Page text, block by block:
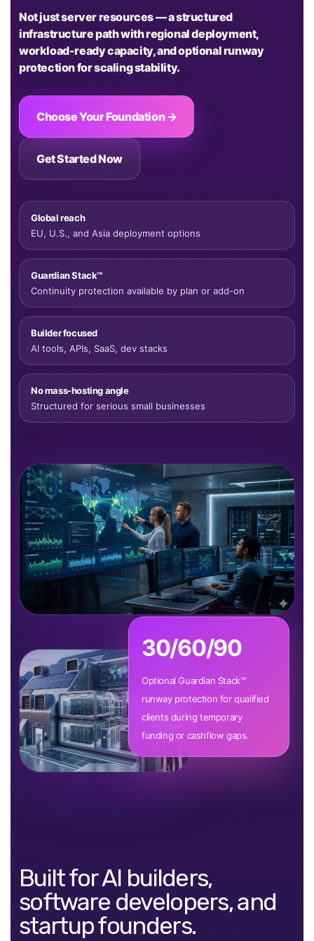
Not just server resources — a structured
infrastructure path with regional deployment,
workload-ready capacity, and optional runway
protection for scaling stability.
Choose Your Foundation →
Get Started Now
Global reach
EU, U.S., and Asia deployment options
Guardian Stack™
Continuity protection available by plan or add-on
Builder focused
AI tools, APIs, SaaS, dev stacks
No mass-hosting angle
Structured for serious small businesses
30/60/90
Optional Guardian Stack™
runway protection for qualified
clients during temporary
funding or cashflow gaps.
Built for AI builders,
software developers, and
startup founders.